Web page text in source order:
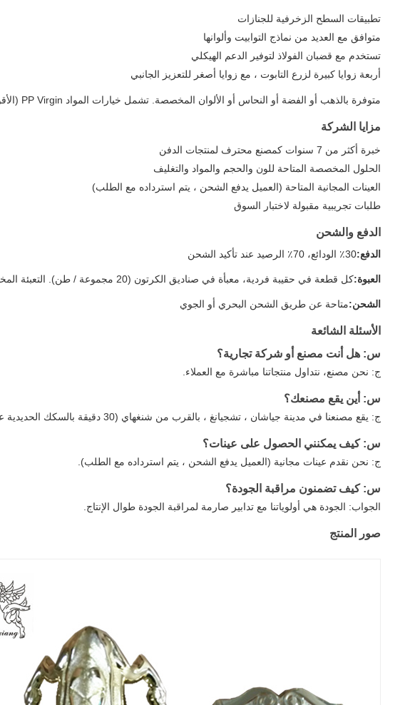
تطبيقات السطح الزخرفية للجنازات
متوافق مع العديد من نماذج التوابيت وألوانها
تستخدم مع قضبان الفولاذ لتوفير الدعم الهيكلي
أربعة زوايا كبيرة لزرع التابوت ، مع زوايا أصغر للتعزيز الجانبي
متوفرة بالذهب أو الفضة أو النحاس أو الألوان المخصصة. تشمل خيارات المواد PP Virgin (الأقوى) ، PP Recycle (الأكثر اقتصاداً) ، و ABS (الأكثر متانة).
مزايا الشركة
خبرة أكثر من 7 سنوات كمصنع محترف لمنتجات الدفن
الحلول المخصصة المتاحة للون والحجم والمواد والتغليف
العينات المجانية المتاحة (العميل يدفع الشحن ، يتم استرداده مع الطلب)
طلبات تجريبية مقبولة لاختبار السوق
الدفع والشحن
الدفع:30٪ الودائع، 70٪ الرصيد عند تأكيد الشحن
العبوة:كل قطعة في حقيبة فردية، معبأة في صناديق الكرتون (20 مجموعة / طن). التعبئة المخصصة متاحة.
الشحن:متاحة عن طريق الشحن البحري أو الجوي
الأسئلة الشائعة
س: هل أنت مصنع أو شركة تجارية؟
ج: نحن مصنع، نتداول منتجاتنا مباشرة مع العملاء.
س: أين يقع مصنعك؟
ج: يقع مصنعنا في مدينة جياشان ، تشجيانغ ، بالقرب من شنغهاي (30 دقيقة بالسكك الحديدية عالية السرعة).
س: كيف يمكنني الحصول على عينات؟
ج: نحن نقدم عينات مجانية (العميل يدفع الشحن ، يتم استرداده مع الطلب).
س: كيف تضمنون مراقبة الجودة؟
الجواب: الجودة هي أولوياتنا مع تدابير صارمة لمراقبة الجودة طوال الإنتاج.
صور المنتج